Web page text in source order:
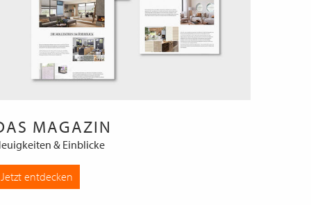
MAGAZIN
& Einblicke
Jetzt entdecken